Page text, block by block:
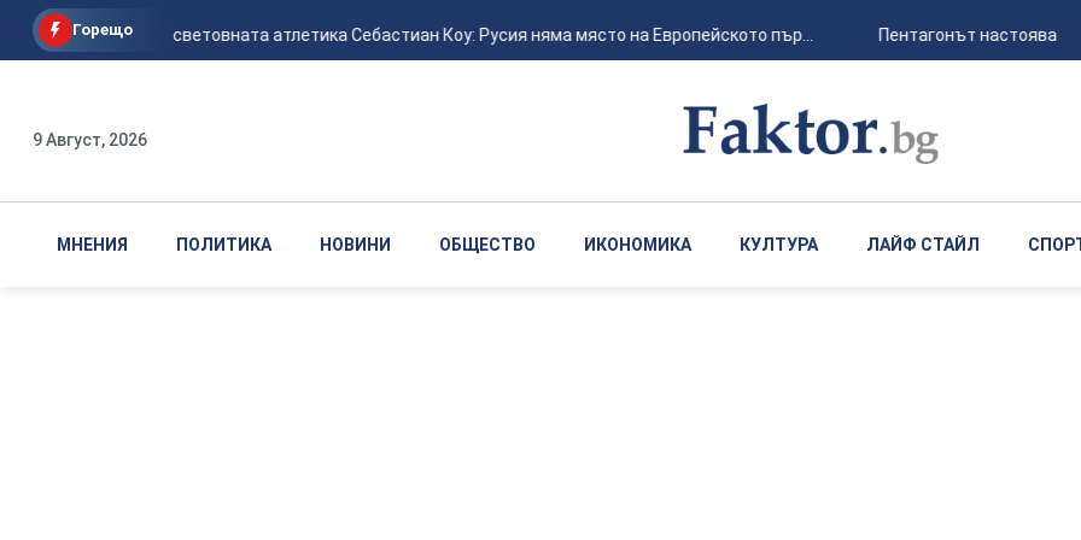
Горещо
Шефът на световната атлетика Себастиан Коу: Русия няма място на Европейското пър... Пентагонът настоява
9 Август, 2026
МНЕНИЯ ПОЛИТИКА НОВИНИ ОБЩЕСТВО ИКОНОМИКА КУЛТУРА ЛАЙФ СТАЙЛ